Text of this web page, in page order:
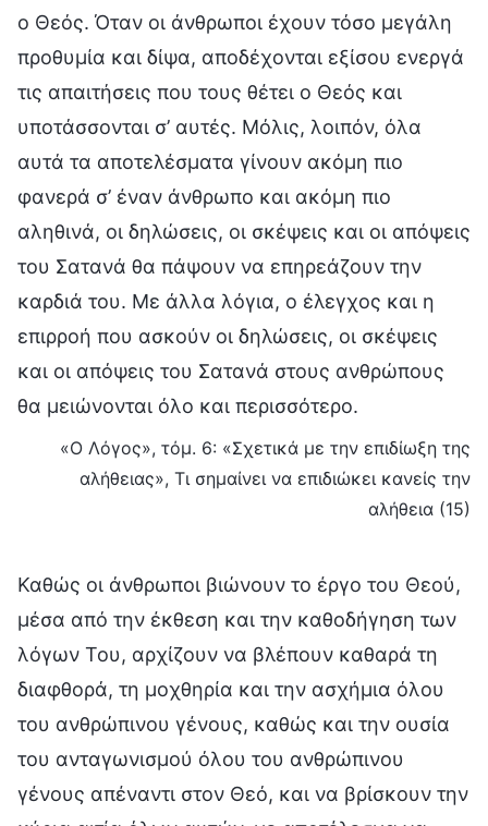
ο Θεός. Όταν οι άνθρωποι έχουν τόσο μεγάλη
προθυμία και δίψα, αποδέχονται εξίσου ενεργά
τις απαιτήσεις που τους θέτει ο Θεός και
υποτάσσονται σ’ αυτές. Μόλις, λοιπόν, όλα
αυτά τα αποτελέσματα γίνουν ακόμη πιο
φανερά σ’ έναν άνθρωπο και ακόμη πιο
αληθινά, οι δηλώσεις, οι σκέψεις και οι απόψεις
του Σατανά θα πάψουν να επηρεάζουν την
καρδιά του. Με άλλα λόγια, ο έλεγχος και η
επιρροή που ασκούν οι δηλώσεις, οι σκέψεις
και οι απόψεις του Σατανά στους ανθρώπους
θα μειώνονται όλο και περισσότερο.
«Ο Λόγος», τόμ. 6: «Σχετικά με την επιδίωξη της
αλήθειας», Τι σημαίνει να επιδιώκει κανείς την
αλήθεια (15)
Καθώς οι άνθρωποι βιώνουν το έργο του Θεού,
μέσα από την έκθεση και την καθοδήγηση των
λόγων Του, αρχίζουν να βλέπουν καθαρά τη
διαφθορά, τη μοχθηρία και την ασχήμια όλου
του ανθρώπινου γένους, καθώς και την ουσία
του ανταγωνισμού όλου του ανθρώπινου
γένους απέναντι στον Θεό, και να βρίσκουν την